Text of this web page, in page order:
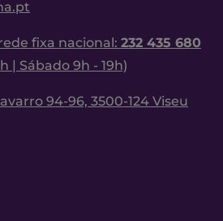
fixa nacional: 232 435 680
| Sábado 9h - 19h)
94-96, 3500-124 Viseu